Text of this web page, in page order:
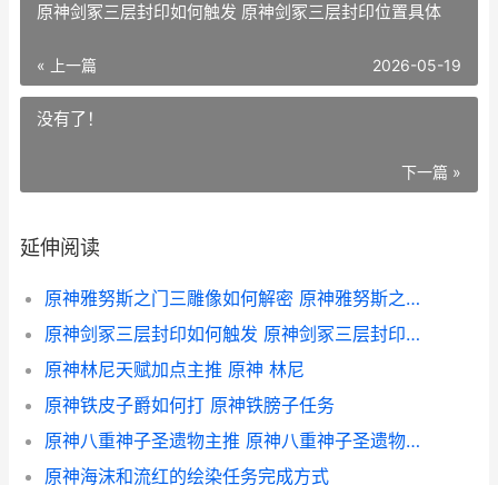
原神剑冢三层封印如何触发 原神剑冢三层封印位置具体
« 上一篇 2026-05-19
没有了！
下一篇 »
延伸阅读
原神雅努斯之门三雕像如何解密 原神雅努斯之门在哪里
原神剑冢三层封印如何触发 原神剑冢三层封印位置具体
原神林尼天赋加点主推 原神 林尼
原神铁皮子爵如何打 原神铁膀子任务
原神八重神子圣遗物主推 原神八重神子圣遗物在哪里刷
原神海沫和流红的绘染任务完成方式